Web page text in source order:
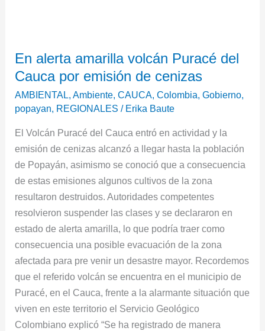
En alerta amarilla volcán Puracé del
Cauca por emisión de cenizas
AMBIENTAL,Ambiente,CAUCA,Colombia,Gobierno,
popayan, REGIONALES / Erika Baute
El Volcán Puracé del Cauca entró en actividad y la
emisión de cenizas alcanzó a llegar hasta la población
de Popayán, asimismo se conoció que a consecuencia
de estas emisiones algunos cultivos de la zona
resultaron destruidos. Autoridades competentes
resolvieron suspender las clases y se declararon en
estado de alerta amarilla, lo que podría traer como
consecuencia una posible evacuación de la zona
afectada para pre venir un desastre mayor. Recordemos
que el referido volcán se encuentra en el municipio de
Puracé, en el Cauca, frente a la alarmante situación que
viven en este territorio el Servicio Geológico
Colombiano explicó “Se ha registrado de manera
alerta
amarilla
volcán
Puracé
Cauca
por
emisión
de
cenizas